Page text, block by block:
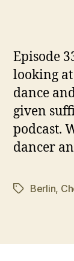
Episode
looking
dance
given
podcast.
dancer
Schlagwörter
Berlin,